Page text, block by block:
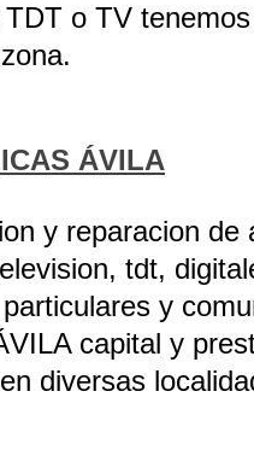
o TV
ÁVILA
y reparacion de
tdt,
y
capital y
diversas